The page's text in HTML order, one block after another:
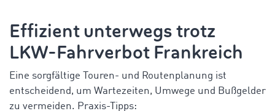
Effizient unterwegs trotz
LKW-Fahrverbot Frankreich
Eine sorgfältige Touren- und Routenplanung ist
entscheidend, um Wartezeiten, Umwege und Bußgelder
zu vermeiden. Praxis-Tipps: